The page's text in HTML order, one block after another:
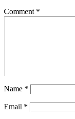
Comment *
Name *
Email *